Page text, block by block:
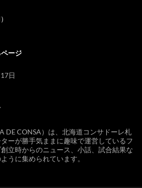
ージ
日
DE CONSA）は、北海道コンサドーレ札
ーが勝手気ままに趣味で運営しているフ
立時からのニュース、小話、試合結果な
うに集められています。